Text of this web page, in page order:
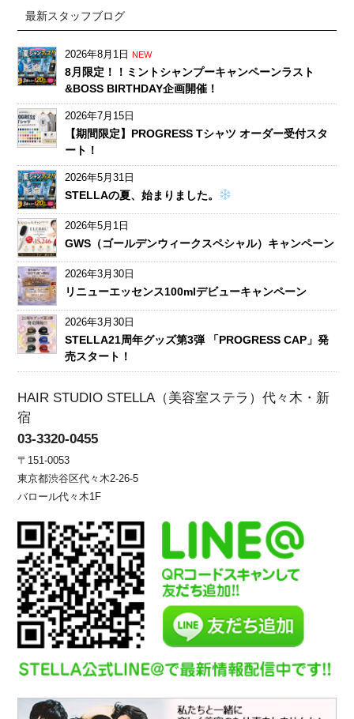
最新スタッフブログ
2026年8月1日 NEW
8月限定！！ミントシャンプーキャンペーンラスト
&BOSS BIRTHDAY企画開催！
2026年7月15日
【期間限定】PROGRESS Tシャツ オーダー受付スタ
ート！
2026年5月31日
STELLAの夏、始まりました。
2026年5月1日
GWS（ゴールデンウィークスペシャル）キャンペーン
2026年3月30日
リニューエッセンス100mlデビューキャンペーン
2026年3月30日
STELLA21周年グッズ第3弾 「PROGRESS CAP」発
売スタート！
HAIR STUDIO STELLA（美容室ステラ）代々木・新
宿
03-3320-0455
〒151-0053
東京都渋谷区代々木2-26-5
バロール代々木1F